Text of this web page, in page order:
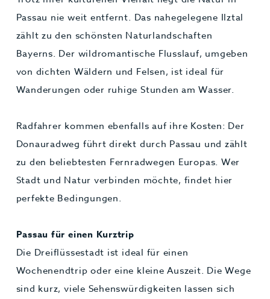
Passau nie weit entfernt. Das nahegelegene Ilztal
zählt zu den schönsten Naturlandschaften
Bayerns. Der wildromantische Flusslauf, umgeben
von dichten Wäldern und Felsen, ist ideal für
Wanderungen oder ruhige Stunden am Wasser.
Radfahrer kommen ebenfalls auf ihre Kosten: Der
Donauradweg führt direkt durch Passau und zählt
zu den beliebtesten Fernradwegen Europas. Wer
Stadt und Natur verbinden möchte, findet hier
perfekte Bedingungen.
Passau für einen Kurztrip
Die Dreiflüssestadt ist ideal für einen
Wochenendtrip oder eine kleine Auszeit. Die Wege
sind kurz, viele Sehenswürdigkeiten lassen sich